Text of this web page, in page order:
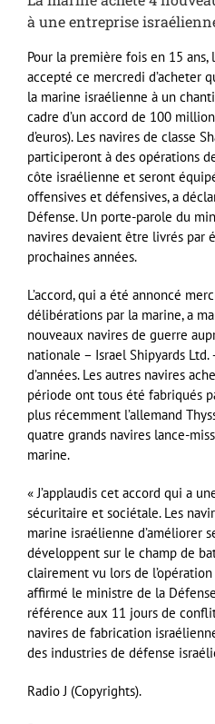
à une entreprise
Pour la première fois en 15
accepté ce mercredi d’acheter
la marine israélienne à un
cadre d’un accord de 100
d’euros). Les navires de classe
participeront à des opérations
côte israélienne et seront
offensives et défensives, a
Défense. Un porte-parole du
navires devaient être livrés par
prochaines années.
L’accord, qui a été annoncé
délibérations par la marine, a
nouveaux navires de guerre
nationale – Israel Shipyards
d’années. Les autres navires
période ont tous été fabriqués
plus récemment l’allemand
quatre grands navires lance-
marine.
« J’applaudis cet accord qui a
sécuritaire et sociétale. Les
marine israélienne d’améliorer
développent sur le champ de
clairement vu lors de l’opération
affirmé le ministre de la
référence aux 11 jours de conflit
navires de fabrication
des industries de défense
Radio J (Copyrights).